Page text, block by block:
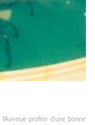
l'Avenue profite d'une bonne